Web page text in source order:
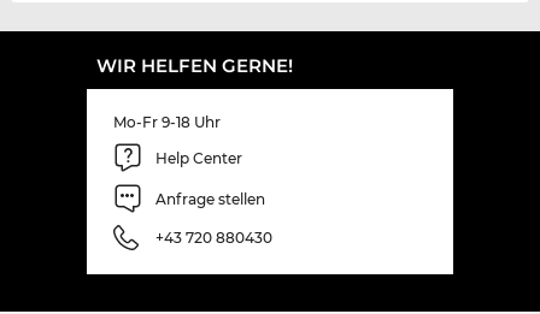
WIR HELFEN GERNE!
Mo-Fr 9-18 Uhr
Help Center
Anfrage stellen
+43 720 880430